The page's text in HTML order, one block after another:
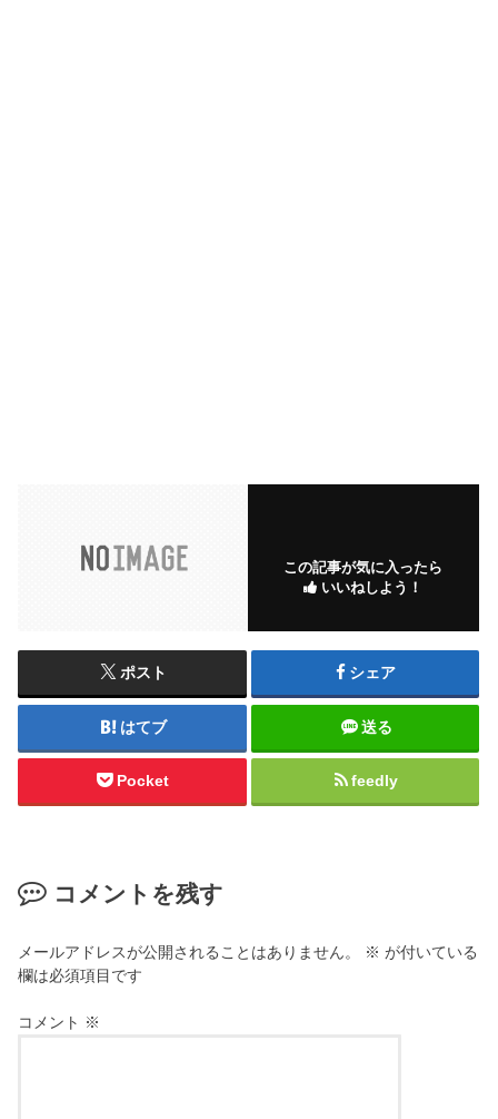
この記事が気に入ったら
いいねしよう！
ポスト シェア
はてブ 送る
Pocket feedly
コメントを残す
メールアドレスが公開されることはありません。 ※ が付いている
欄は必須項目です
コメント ※